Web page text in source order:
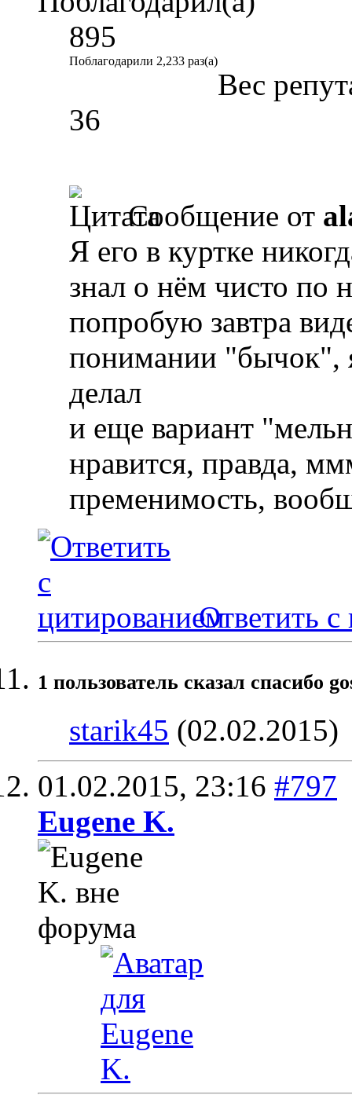
895
Поблагодарили 2,233 раз(а)
Вес
36
Сообщение от
Я его в куртке
знал о нём чисто по
попробую завтра
понимании "бычок",
делал
и еще вариант
нравится, правда,
пременимость,
Ответить с
1 пользователь сказал cпасибо
starik45 (02.02.2015)
01.02.2015, 23:16 #797
Eugene K.